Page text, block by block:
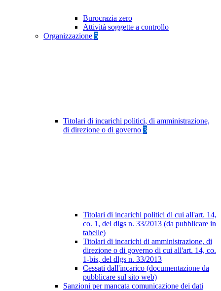
Burocrazia zero
Attività soggette a controllo
Organizzazione 5
Titolari di incarichi politici, di amministrazione,
di direzione o di governo 3
Titolari di incarichi politici di cui all'art. 14,
co. 1, del dlgs n. 33/2013 (da pubblicare in
tabelle)
Titolari di incarichi di amministrazione, di
direzione o di governo di cui all'art. 14, co.
1-bis, del dlgs n. 33/2013
Cessati dall'incarico (documentazione da
pubblicare sul sito web)
Sanzioni per mancata comunicazione dei dati